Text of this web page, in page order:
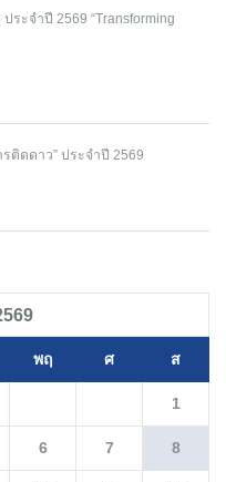
ระจำปี 2569 “Transforming
ติดดาว” ประจำปี 2569
พฤ ศ ส
1
6 7 8